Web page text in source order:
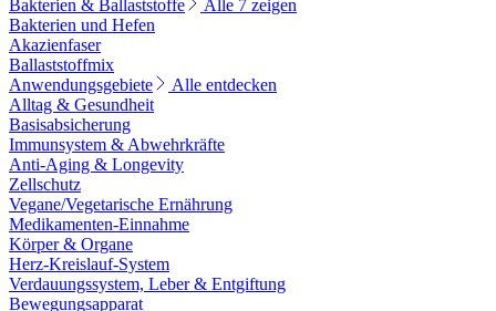
Bakterien & Ballaststoffe
Alle 7 zeigen
Bakterien und Hefen
Akazienfaser
Ballaststoffmix
Anwendungsgebiete
Alle entdecken
Alltag & Gesundheit
Basisabsicherung
Immunsystem & Abwehrkräfte
Anti-Aging & Longevity
Zellschutz
Vegane/Vegetarische Ernährung
Medikamenten-Einnahme
Körper & Organe
Herz-Kreislauf-System
Verdauungssystem, Leber & Entgiftung
Bewegungsapparat